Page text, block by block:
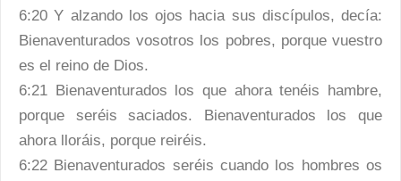
6:20 Y alzando los ojos hacia sus discípulos, decía:
Bienaventurados vosotros los pobres, porque vuestro
es el reino de Dios.
6:21 Bienaventurados los que ahora tenéis hambre,
porque seréis saciados. Bienaventurados los que
ahora lloráis, porque reiréis.
6:22 Bienaventurados seréis cuando los hombres os